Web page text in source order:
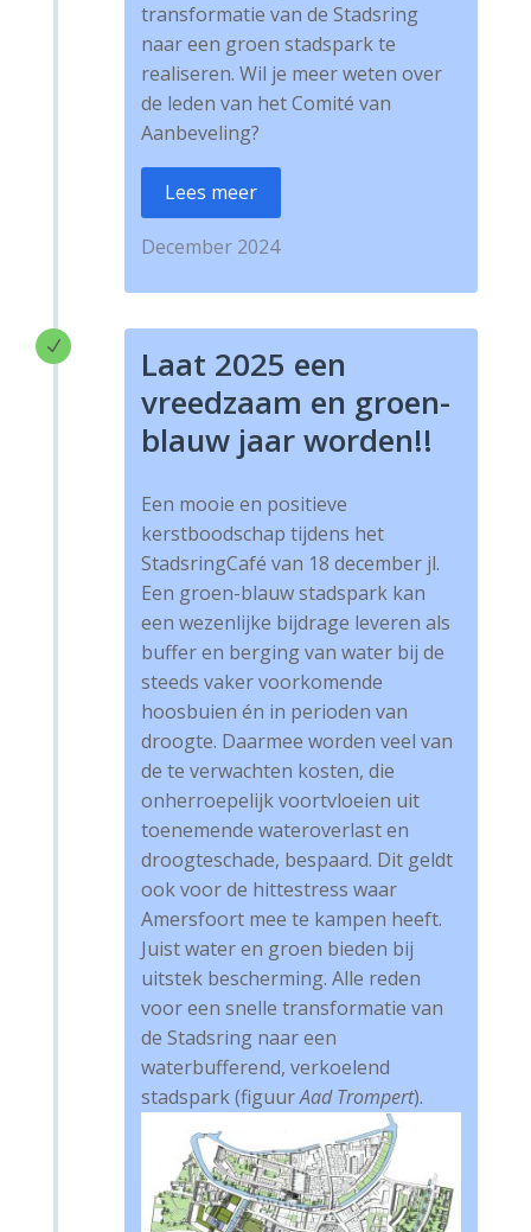
transformatie van de Stadsring
naar een groen stadspark te
realiseren. Wil je meer weten over
de leden van het Comité van
Aanbeveling?
Lees meer
December 2024
N
Laat 2025 een
vreedzaam en groen-
blauw jaar worden!!
Een mooie en positieve
kerstboodschap tijdens het
StadsringCafé van 18 december jl.
Een groen-blauw stadspark kan
een wezenlijke bijdrage leveren als
buffer en berging van water bij de
steeds vaker voorkomende
hoosbuien én in perioden van
droogte. Daarmee worden veel van
de te verwachten kosten, die
onherroepelijk voortvloeien uit
toenemende wateroverlast en
droogteschade, bespaard. Dit geldt
ook voor de hittestress waar
Amersfoort mee te kampen heeft.
Juist water en groen bieden bij
uitstek bescherming. Alle reden
voor een snelle transformatie van
de Stadsring naar een
waterbufferend, verkoelend
stadspark (figuurAad Trompert).